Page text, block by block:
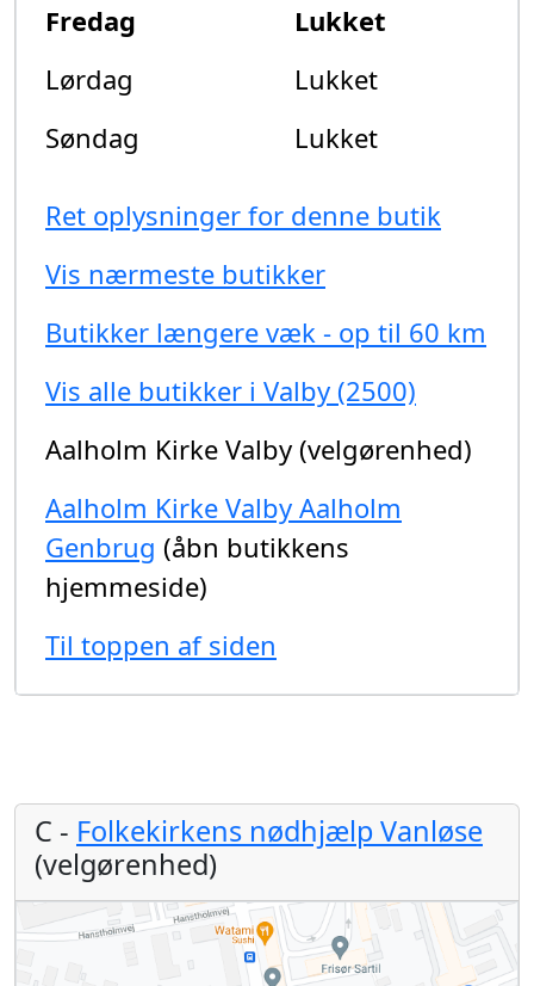
Fredag
Lukket
Lørdag
Lukket
Søndag
Lukket
Ret oplysninger for denne butik
Vis nærmeste butikker
Butikker længere væk - op til 60 km
Vis alle butikker i Valby (2500)
Aalholm Kirke Valby (velgørenhed)
Aalholm Kirke Valby Aalholm
Genbrug (åbn butikkens
hjemmeside)
Til toppen af siden
C - Folkekirkens nødhjælp Vanløse
(velgørenhed)